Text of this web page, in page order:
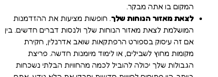
המקום בו אתה מבקר.
לצאת מאזור הנוחות שלך. חופשות מציעות את ההזדמנות
המושלמת לצאת מאזור הנוחות שלך ולנסות דברים חדשים. בין
אם זה עיסוק בספורט הרפתקאות שואב אדרנלין, חקירת
מקומות מחוץ לשבילים, או לימוד מיומנות חדשה. פריצת
הגבולות שלך יכולה להוביל לכמה מהחוויות הבלתי נשכחות